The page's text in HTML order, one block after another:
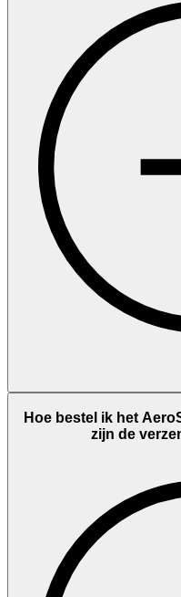
Hoe bestel ik het
zijn de